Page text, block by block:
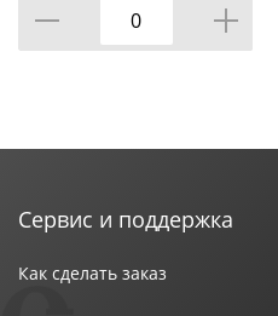
Сервис и поддержка
Как сделать заказ